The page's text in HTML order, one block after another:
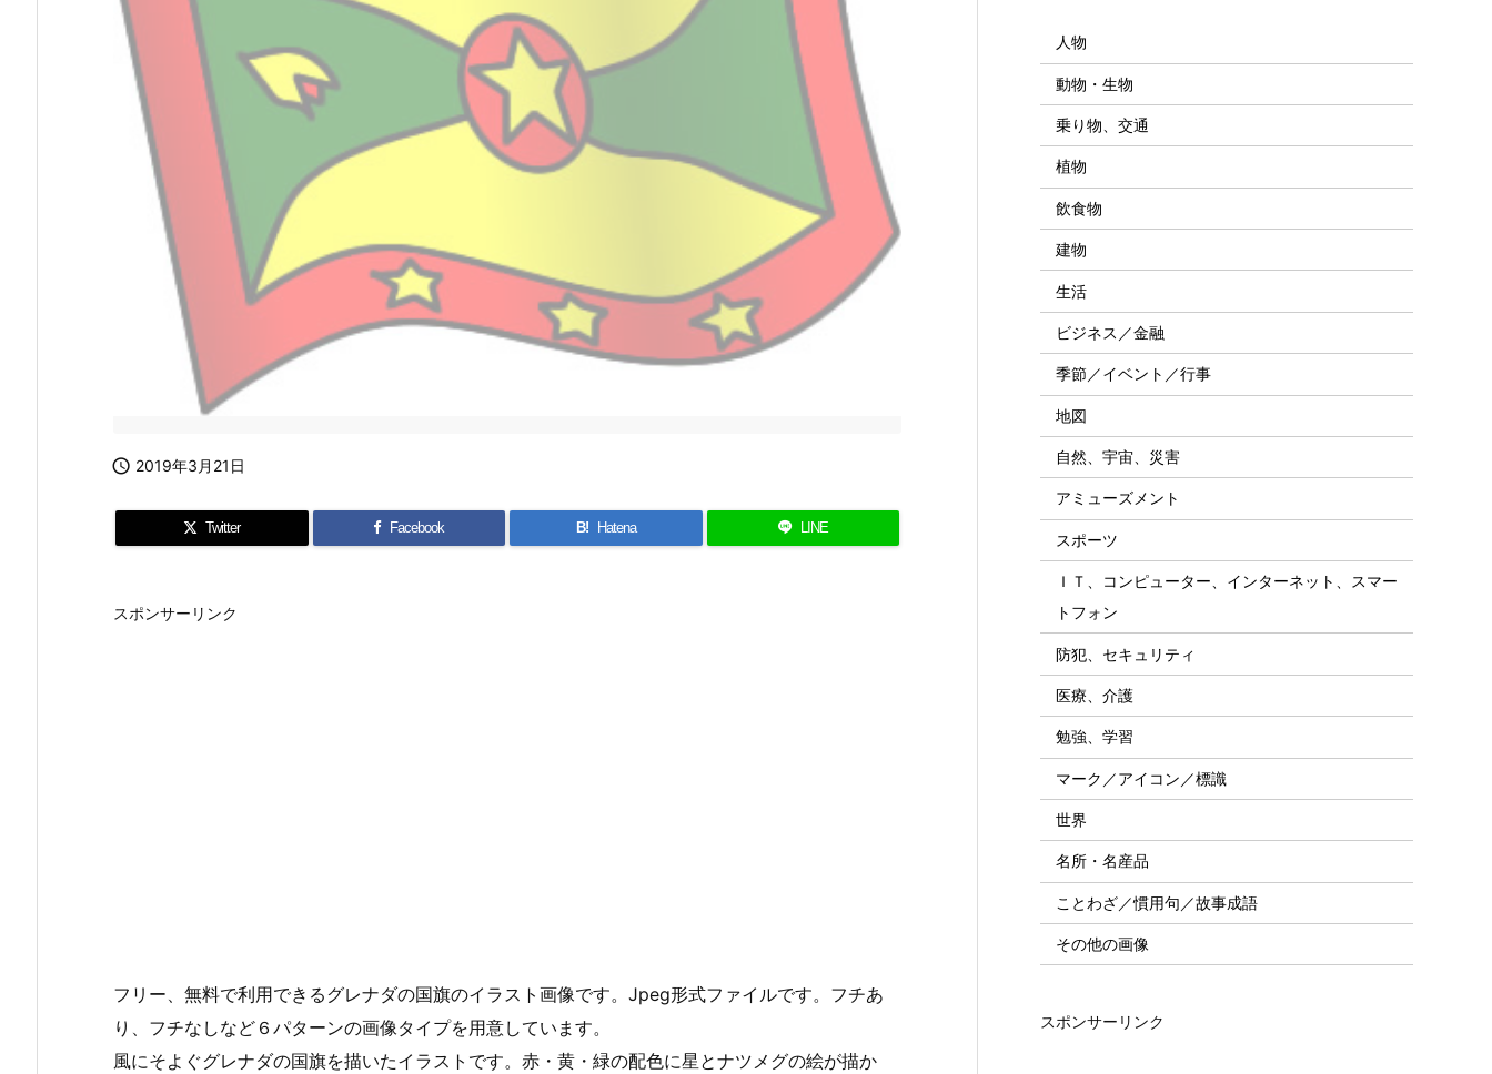
 2019年3月21日
Twitter Facebook B! Hatena LINE
スポンサーリンク
フリー、無料で利用できるグレナダの国旗のイラスト画像です。Jpeg形式ファイルです。フチあ
り、フチなしなど６パターンの画像タイプを用意しています。
風にそよぐグレナダの国旗を描いたイラストです。赤・黄・緑の配色に星とナツメグの絵が描か
人物
動物・生物
乗り物、交通
植物
飲食物
建物
生活
ビジネス／金融
季節／イベント／行事
地図
自然、宇宙、災害
アミューズメント
スポーツ
ＩＴ、コンピューター、インターネット、スマー
トフォン
防犯、セキュリティ
医療、介護
勉強、学習
マーク／アイコン／標識
世界
名所・名産品
ことわざ／慣用句／故事成語
その他の画像
スポンサーリンク